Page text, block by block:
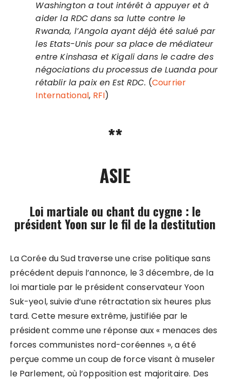
Washington a tout intérêt à appuyer et à
aider la RDC dans sa lutte contre le
Rwanda, l’Angola ayant déjà été salué par
les Etats-Unis pour sa place de médiateur
entre Kinshasa et Kigali dans le cadre des
négociations du processus de Luanda pour
rétablir la paix en Est RDC. (Courrier
International, RFI)
**
ASIE
Loi martiale ou chant du cygne : le
président Yoon sur le fil de la destitution
La Corée du Sud traverse une crise politique sans
précédent depuis l’annonce, le 3 décembre, de la
loi martiale par le président conservateur Yoon
Suk-yeol, suivie d’une rétractation six heures plus
tard. Cette mesure extrême, justifiée par le
président comme une réponse aux « menaces des
forces communistes nord-coréennes », a été
perçue comme un coup de force visant à museler
le Parlement, où l’opposition est majoritaire. Des